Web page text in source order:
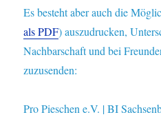
Es besteht aber auch die
als PDF) auszudrucken,
Nachbarschaft und bei
zuzusenden:
Pro Pieschen e.V. | BI